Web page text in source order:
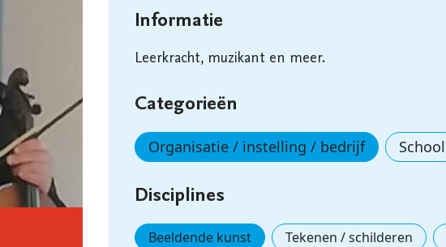
Informatie
Leerkracht, muzikant en meer.
Categorieën
Organisatie / instelling / bedrijf School
Disciplines
Beeldende kunst Tekenen / schilderen